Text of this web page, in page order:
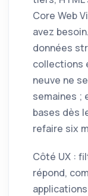
Core Web
avez
données
collections
neuve ne
semaines ;
bases dès
refaire six
Côté UX :
répond,